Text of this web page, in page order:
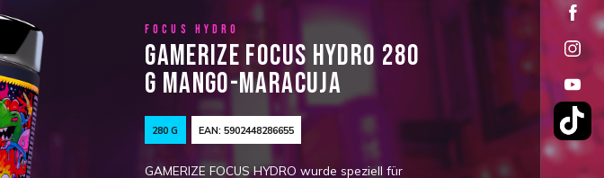
FOCUS HYDRO
GAMERIZE FOCUS HYDRO 280
G MANGO-MARACUJA
280 G EAN: 5902448286655
GAMERIZE FOCUS HYDRO wurde speziell für